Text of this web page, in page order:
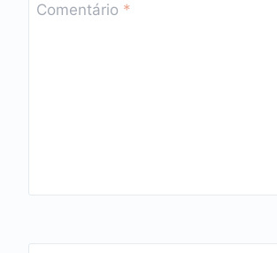
Comentário *